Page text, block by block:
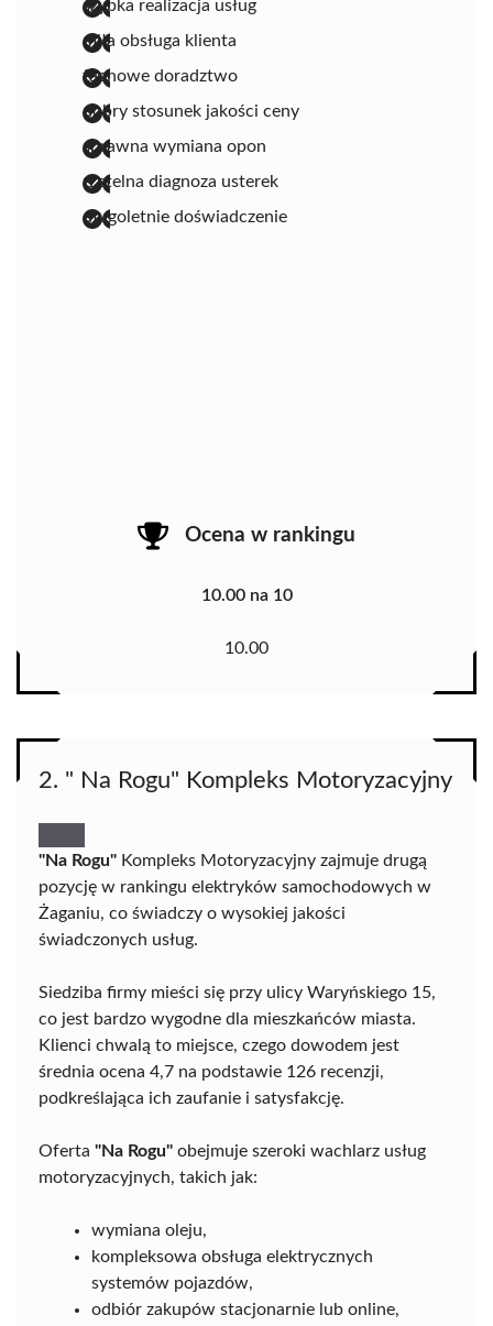
szybka realizacja usług
miła obsługa klienta
fachowe doradztwo
dobry stosunek jakości ceny
sprawna wymiana opon
rzetelna diagnoza usterek
długoletnie doświadczenie
Ocena w rankingu
10.00 na 10
10.00
2. " Na Rogu" Kompleks Motoryzacyjny
"Na Rogu" Kompleks Motoryzacyjny zajmuje drugą
pozycję w rankingu elektryków samochodowych w
Żaganiu, co świadczy o wysokiej jakości
świadczonych usług.
Siedziba firmy mieści się przy ulicy Waryńskiego 15,
co jest bardzo wygodne dla mieszkańców miasta.
Klienci chwalą to miejsce, czego dowodem jest
średnia ocena 4,7 na podstawie 126 recenzji,
podkreślająca ich zaufanie i satysfakcję.
Oferta "Na Rogu" obejmuje szeroki wachlarz usług
motoryzacyjnych, takich jak:
wymiana oleju,
kompleksowa obsługa elektrycznych
systemów pojazdów,
odbiór zakupów stacjonarnie lub online,